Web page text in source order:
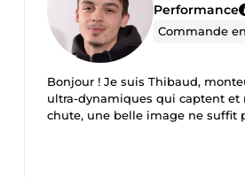
Performance
Commande
Bonjour ! Je suis Thibaud,
ultra-dynamiques qui captent et
chute, une belle image ne suffit
d'intervention : ✂️ Montage Cut
Poussé : C'est le son qui donne
(type ElevenLabs) avec